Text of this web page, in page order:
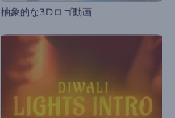
抽象的な3Dロゴ動画